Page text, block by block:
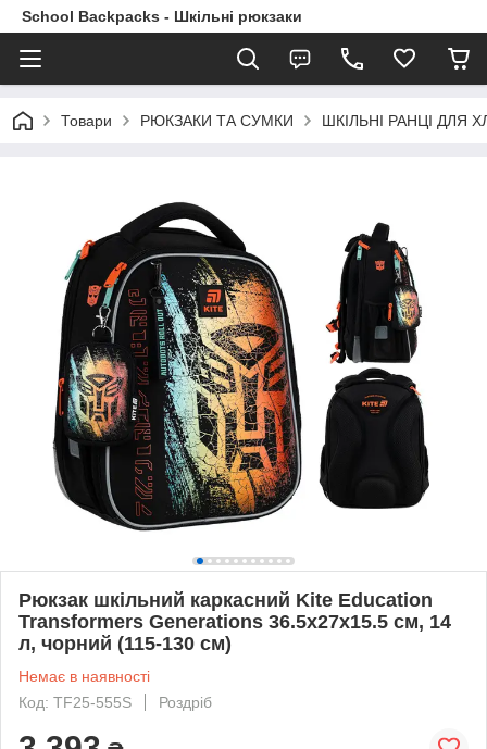
School Backpacks - Шкільні рюкзаки
Товари РЮКЗАКИ ТА СУМКИ ШКІЛЬНІ РАНЦІ ДЛЯ
Рюкзак шкільний каркасний Kite Education
Transformers Generations 36.5x27x15.5 см, 14
л, чорний (115-130 см)
Немає в наявності
Код: TF25-555S
Роздріб